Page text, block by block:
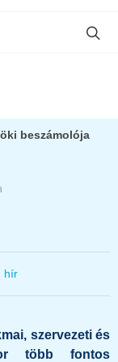
beszámolója
hír
szervezeti és
több fontos